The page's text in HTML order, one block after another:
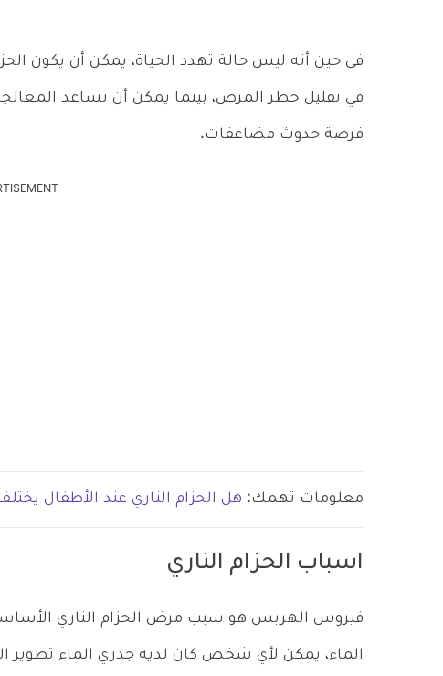
في حين أنه ليس حالة تهدد الحياة، يمكن أن يكون
في تقليل خطر المرض، بينما يمكن أن تساعد
فرصة حدوث مضاعفات.
معلومات تهمك: هل الحزام الناري عند الأطفال
اسباب الحزام الناري
فيروس الهربس هو سبب مرض الحزام الناري
الماء، يمكن لأي شخص كان لديه جدري الماء تطوير